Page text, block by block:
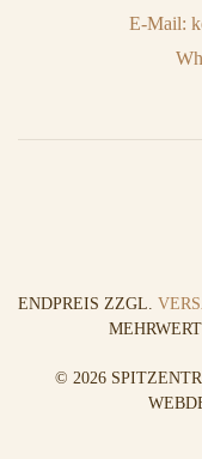
E-Mail:
ENDPREIS ZZGL.
© 2026